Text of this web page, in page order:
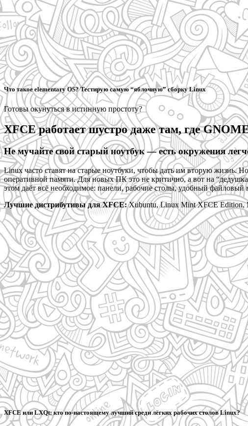
Что такое elementary OS? Тестирую самую “яблочную” сборку Linux
Готовы окунуться в истинную простоту?
XFCE работает шустро даже там, где
Не мучайте свой старый ноутбук — есть окружения
Linux часто ставят на старые ноутбуки, чтобы дать им вторую жизнь.
оперативной памяти. Для новых ПК это не критично, а вот на
этом даёт всё необходимое: панели, рабочие столы, удобный
Лучшие дистрибутивы для XFCE:Xubuntu, Linux Mint XFCE Edition,
XFCE или LXQt: кто по-настоящему лучший среди лёгких рабочих столов Linux?